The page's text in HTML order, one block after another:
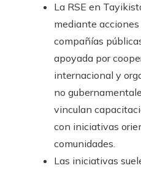
La RSE en
mediante
compañías
apoyada por
internacional y
no
vinculan
con iniciativas
comunidades.
Las iniciativas